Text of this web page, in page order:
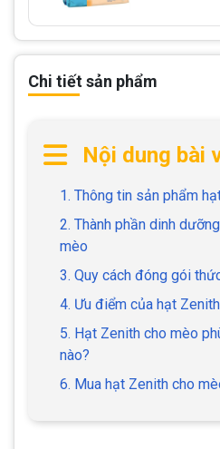
Chi tiết sản phẩm
Nội dung bài
1. Thông tin sản phẩm
2. Thành phần dinh
mèo
3. Quy cách đóng gói
4. Ưu điểm của hạt
5. Hạt Zenith cho mèo
nào?
6. Mua hạt Zenith cho